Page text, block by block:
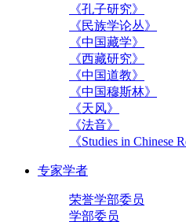
《孔子研究》
《民族学论丛》
《中国藏学》
《西藏研究》
《中国道教》
《中国穆斯林》
《天风》
《法音》
《Studies in Chinese
专家学者
荣誉学部委员
学部委员